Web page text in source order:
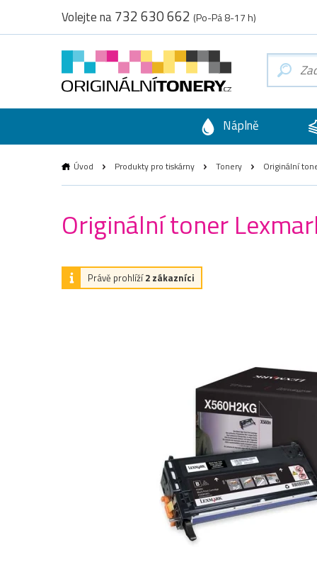
Volejte na732 630 662 (Po-Pá 8-17 h)
Náplně
Úvod Produkty pro tiskárny Tonery Originální
Originální toner
Právě prohlíží2 zákazníci